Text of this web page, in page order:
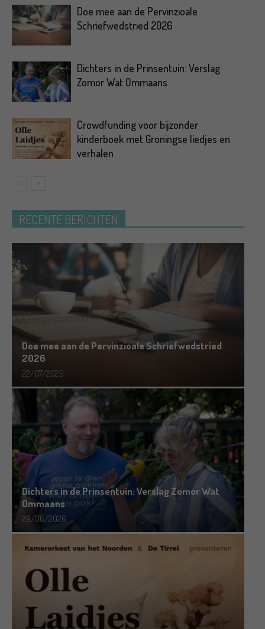
Doe mee aan de Pervinzioale
Schriefwedstried 2026
Dichters in de Prinsentuin: Verslag
Zomor Wat Ommaans
Crowdfunding voor bijzonder
kinderboek met Groningse liedjes en
verhalen
RECENTE BERICHTEN
Doe mee aan de Pervinzioale Schriefwedstried
2026
22/07/2026
Dichters in de Prinsentuin: Verslag Zomor Wat
Ommaans
29/06/2026